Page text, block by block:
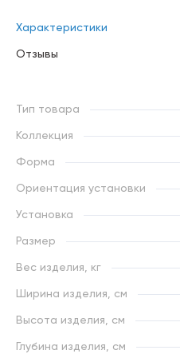
Характеристики
Отзывы
Тип товара
Коллекция
Форма
Ориентация установки
Установка
Размер
Вес изделия, кг
Ширина изделия, см
Высота изделия, см
Глубина изделия, см